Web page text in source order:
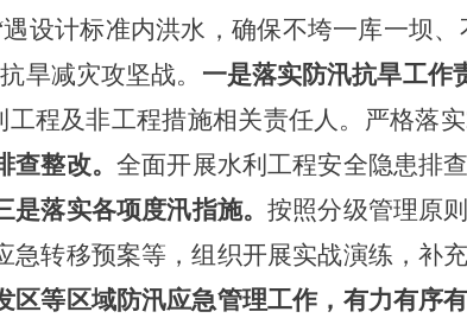
遇设计标准内洪水，确保不垮一库一坝
旱减灾攻坚战。 一是落实防汛抗旱工作
程及非工程措施相关责任人。严格落
整改。 全面开展水利工程安全隐患排
是落实各项度汛指施。按照分级管理原
转移预案等，组织开展实战演练，补充
等区域防汛应急管理工作，有力有序